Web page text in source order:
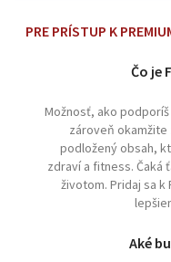
PRE PRÍSTUP K
Čo je
Možnosť, ako podporíš
zároveň
podložený obsah,
zdraví a fitness. Čaká
životom. Pridaj sa k
Aké